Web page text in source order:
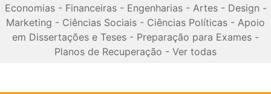
Economias- Financeiras- Engenharias- Artes- Design -
Marketing - Ciências Sociais - Ciências Políticas - Apoio
em Dissertações e Teses - Preparação para Exames -
Planos de Recuperação - Ver todas